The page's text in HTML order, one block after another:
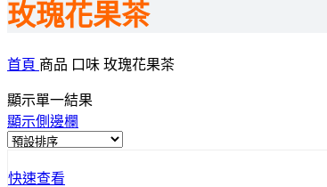
玫瑰花果茶
首頁 商品 口味 玫瑰花果茶
顯示單一結果
顯示側邊欄
快速查看